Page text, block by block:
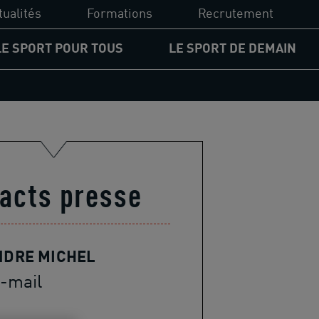
Formations
Formations
Recrutement
SPORT POUR TOUS
pour les jeunes
égalité des chances
LE SPORT DE DEMAIN
presse
MICHEL
mail